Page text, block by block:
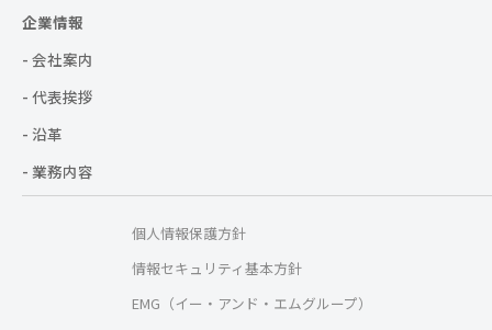
企業情報
- 会社案内
- 代表挨拶
- 沿革
- 業務内容
個人情報保護方針
情報セキュリティ基本方針
EMG（イー・アンド・エムグループ）